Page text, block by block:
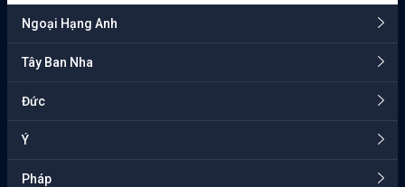
Ngoại Hạng Anh
Tây Ban Nha
Đức
Ý
Pháp